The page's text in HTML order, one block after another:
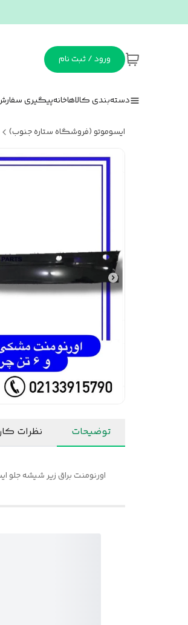
ورود / ثبت نام
دسته‌بندی کالاهاخانهپیگیری
ایسوموتو (فروشگاه ستاره جنوب)
توضیحات نظرات
اورنومنت براق زیر شیشه جلو ایسوزو 6 تن